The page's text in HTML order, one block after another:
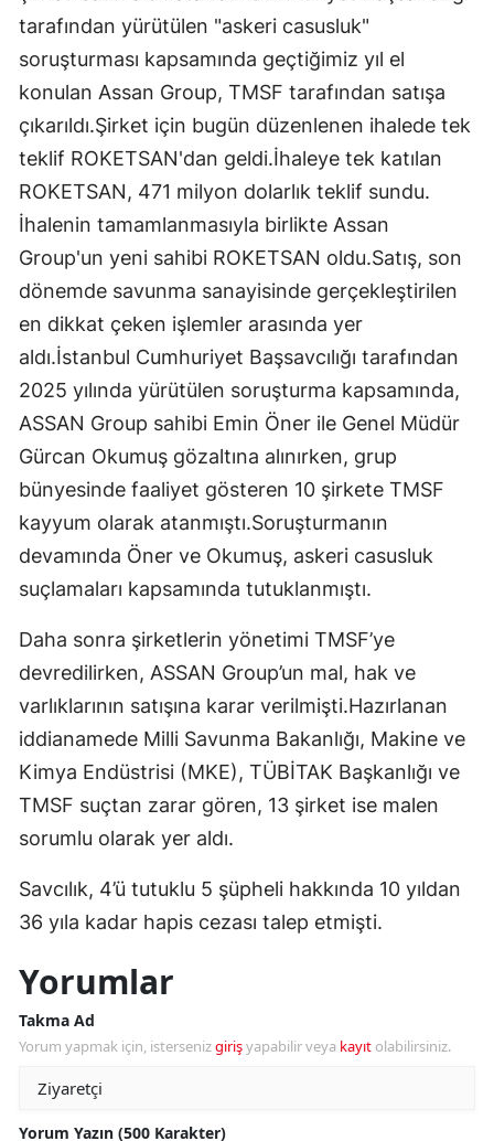
tarafından yürütülen "askeri casusluk"
soruşturması kapsamında geçtiğimiz yıl el
konulan Assan Group, TMSF tarafından satışa
çıkarıldı.Şirket için bugün düzenlenen ihalede tek
teklif ROKETSAN'dan geldi.İhaleye tek katılan
ROKETSAN, 471 milyon dolarlık teklif sundu.
İhalenin tamamlanmasıyla birlikte Assan
Group'un yeni sahibi ROKETSAN oldu.Satış, son
dönemde savunma sanayisinde gerçekleştirilen
en dikkat çeken işlemler arasında yer
aldı.İstanbul Cumhuriyet Başsavcılığı tarafından
2025 yılında yürütülen soruşturma kapsamında,
ASSAN Group sahibi Emin Öner ile Genel Müdür
Gürcan Okumuş gözaltına alınırken, grup
bünyesinde faaliyet gösteren 10 şirkete TMSF
kayyum olarak atanmıştı.Soruşturmanın
devamında Öner ve Okumuş, askeri casusluk
suçlamaları kapsamında tutuklanmıştı.
Daha sonra şirketlerin yönetimi TMSF’ye
devredilirken, ASSAN Group’un mal, hak ve
varlıklarının satışına karar verilmişti.Hazırlanan
iddianamede Milli Savunma Bakanlığı, Makine ve
Kimya Endüstrisi (MKE), TÜBİTAK Başkanlığı ve
TMSF suçtan zarar gören, 13 şirket ise malen
sorumlu olarak yer aldı.
Savcılık, 4’ü tutuklu 5 şüpheli hakkında 10 yıldan
36 yıla kadar hapis cezası talep etmişti.
Yorumlar
Takma Ad
Yorum yapmak için, istersenizgirişyapabilir veya kayıt olabilirsiniz.
Yorum Yazın (500 Karakter)